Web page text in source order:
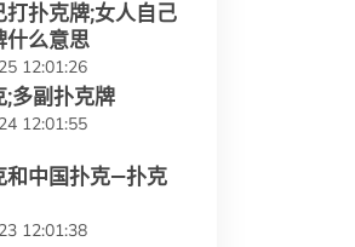
打扑克牌;女人自己
什么意思
12:01:26
;多副扑克牌
12:01:55
和中国扑克—扑克
12:01:38